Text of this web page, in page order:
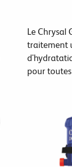
Le Chrysal
traitement
pour